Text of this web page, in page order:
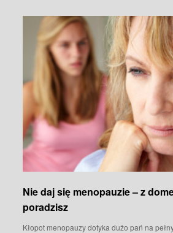
Nie daj się menopauzie – z
poradzisz
Kłopot menopauzy dotyka dużo pań na